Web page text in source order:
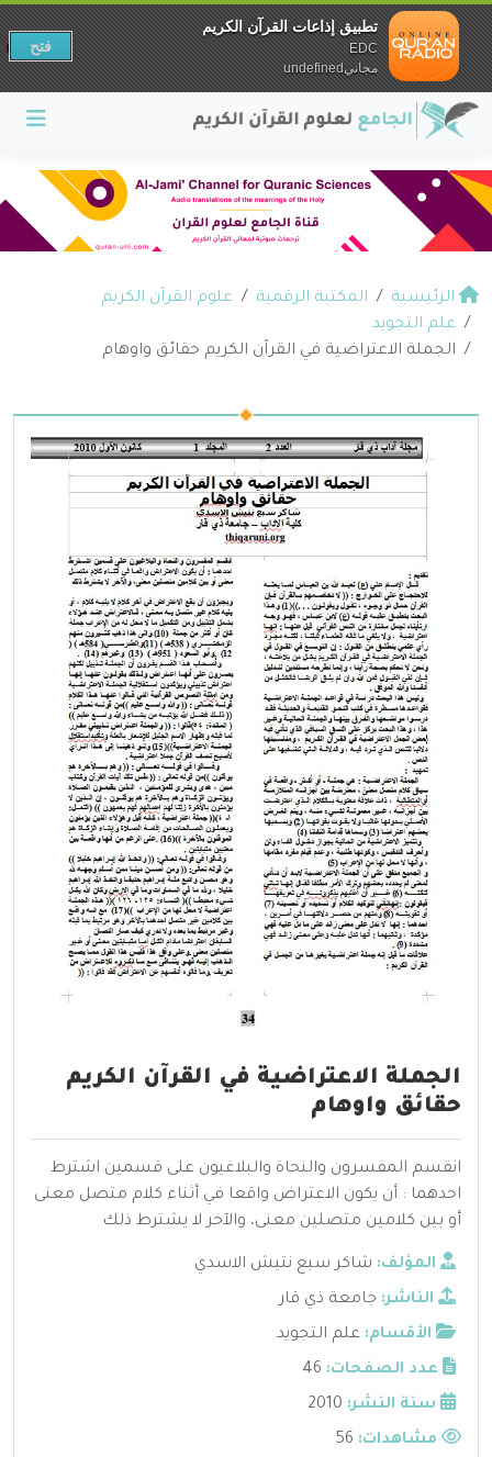
الرئيسية المكتبة الرقمية
علوم القرآن الكريم
علم التجويد
الجملة الاعتراضية في القرآن الكريم حقائق واوهام
الجملة الاعتراضية في القرآن الكريم
حقائق واوهام
انقسم المفسرون والنحاة والبلاغيون على قسمين اشترط
احدهما : أن يكون الاعتراض واقعا في أثناء كلام متصل معنى
أو بين كلامين متصلين معنى، والآخر لا يشترط ذلك
المؤلف: شاكر سبع نتيش الاسدي
الناشر: جامعة ذي قار
الأقسام: علم التجويد
عدد الصفحات: 46
سنة النشر: 2010
مشاهدات:
تطبيق إذاعات القرآن الكريم
EDC
مجانيundefined
فتح